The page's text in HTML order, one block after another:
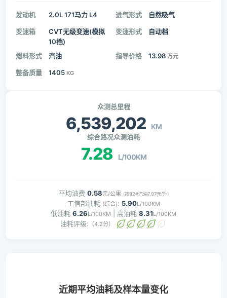
发动机 2.0L 171马力 L4 进气形式 自然吸气
变速箱
CVT无级变速(模拟
10挡)
变速形式 自动档
燃料形式 汽油 指导价格 13.98 万元
整备质量 1405 KG
众测总里程
6,539,202 KM
综合路况众测油耗
7.28 L/100KM
平均油费 0.58元/公里 (按92#汽油7.97元/升)
工信部油耗 (综合): 5.90L/100KM
低油耗 6.26L/100KM | 高油耗 8.31L/100KM
油耗评级: （4.2分）